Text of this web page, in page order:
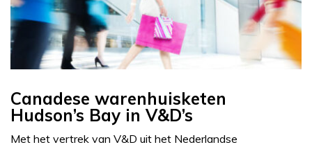
Canadese warenhuisketen
Hudson’s Bay in V&D’s
Met het vertrek van V&D uit het Nederlandse